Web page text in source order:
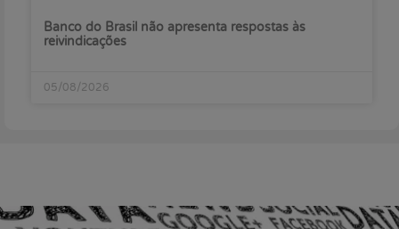
Banco do Brasil não apresenta respostas às
reivindicações
05/08/2026